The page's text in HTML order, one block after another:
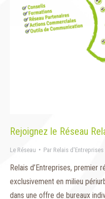
Rejoignez le Réseau
Le Réseau Par Relais d'Entreprises
Relais d’Entreprises, premier
exclusivement en milieu
dans une offre de bureaux